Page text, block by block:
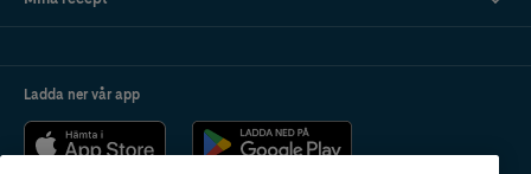
Ladda ner vår app